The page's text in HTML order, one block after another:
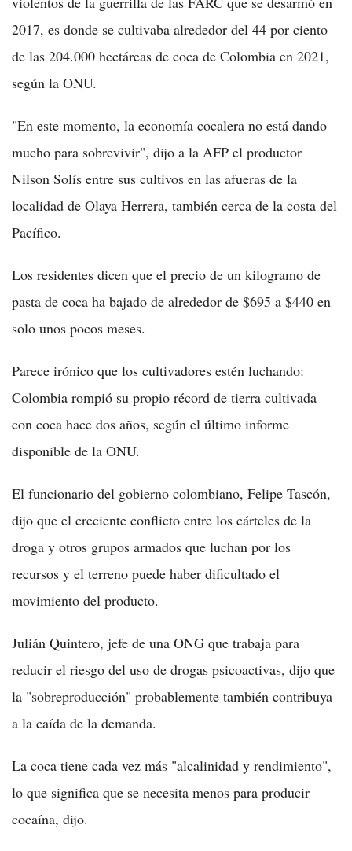
2017, es donde se cultivaba alrededor del 44 por ciento
de las 204.000 hectáreas de coca de Colombia en 2021,
según la ONU.
"En este momento, la economía cocalera no está dando
mucho para sobrevivir", dijo a la AFP el productor
Nilson Solís entre sus cultivos en las afueras de la
localidad de Olaya Herrera, también cerca de la costa del
Pacífico.
Los residentes dicen que el precio de un kilogramo de
pasta de coca ha bajado de alrededor de $695 a $440 en
solo unos pocos meses.
Parece irónico que los cultivadores estén luchando:
Colombia rompió su propio récord de tierra cultivada
con coca hace dos años, según el último informe
disponible de la ONU.
El funcionario del gobierno colombiano, Felipe Tascón,
dijo que el creciente conflicto entre los cárteles de la
droga y otros grupos armados que luchan por los
recursos y el terreno puede haber dificultado el
movimiento del producto.
Julián Quintero, jefe de una ONG que trabaja para
reducir el riesgo del uso de drogas psicoactivas, dijo que
la "sobreproducción" probablemente también contribuya
a la caída de la demanda.
La coca tiene cada vez más "alcalinidad y rendimiento",
lo que significa que se necesita menos para producir
cocaína, dijo.